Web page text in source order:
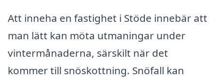
Att inneha en fastighet i Stöde innebär att
man lätt kan möta utmaningar under
vintermånaderna, särskilt när det
kommer till snöskottning. Snöfall kan